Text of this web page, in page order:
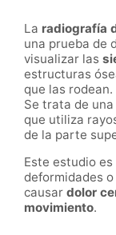
La radiografía
una prueba de
visualizar las
estructuras
que las rodean.
Se trata de
que utiliza
de la parte
Este estudio
deformidades
causar dolor
movimiento.